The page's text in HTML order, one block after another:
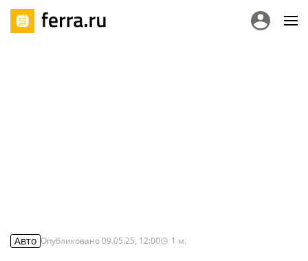
Авто Опубликовано09.05.25, 12:00 1 м.